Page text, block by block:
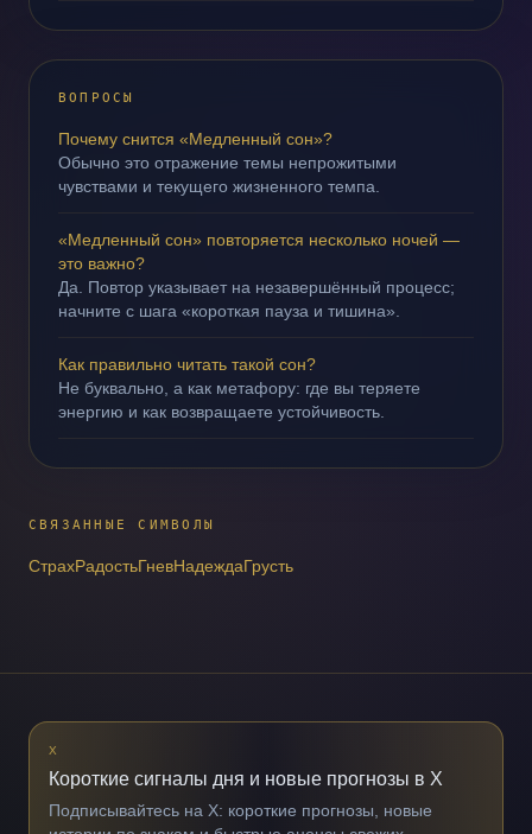
ВОПРОСЫ
Почему снится «Медленный сон»?
Обычно это отражение темы непрожитыми
чувствами и текущего жизненного темпа.
«Медленный сон» повторяется несколько ночей —
это важно?
Да. Повтор указывает на незавершённый процесс;
начните с шага «короткая пауза и тишина».
Как правильно читать такой сон?
Не буквально, а как метафору: где вы теряете
энергию и как возвращаете устойчивость.
СВЯЗАННЫЕ СИМВОЛЫ
СтрахРадостьГневНадеждаГрусть
X
Короткие сигналы дня и новые прогнозы в X
Подписывайтесь на X: короткие прогнозы, новые